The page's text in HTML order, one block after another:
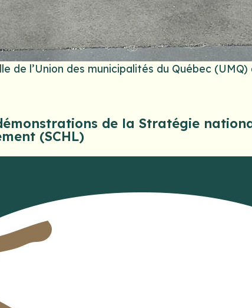
l’Union des municipalités du Québec (UMQ)
de la Stratégie
(SCHL)